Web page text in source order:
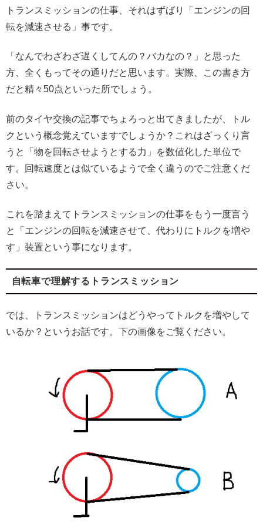
トランスミッションの仕事、それはずばり「エンジンの回
転を減速させる」事です。
「なんでわざわざ遅くしてんの？バカなの？」と思った
方、全くもってその通りだと思います。実際、この書き方
だと精々50点といった所でしょう。
前のタイヤ交換の記事でちょろっと出てきましたが、トル
クという概念覚えていますでしょうか？これはざっくり言
うと「物を回転させようとする力」を数値化した単位で
す。回転速度とは似ているようで全く違うのでご注意くだ
さい。
これを踏まえてトランスミッションの仕事をもう一度言う
と「エンジンの回転を減速させて、代わりにトルクを増や
す」装置という事になります。
自転車で理解するトランスミッション
では、トランスミッションはどうやってトルクを増やして
いるか？というお話です。下の画像をご覧ください。